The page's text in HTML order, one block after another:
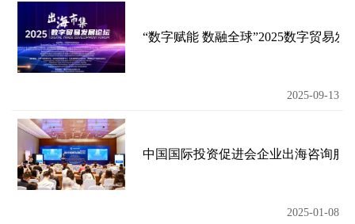
“数字赋能 数融全球”2025数字贸易发
2025-09-13
中国国际投资促进会企业出海咨询服
2025-01-08